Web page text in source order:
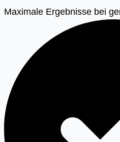
Maximale Ergebnisse bei